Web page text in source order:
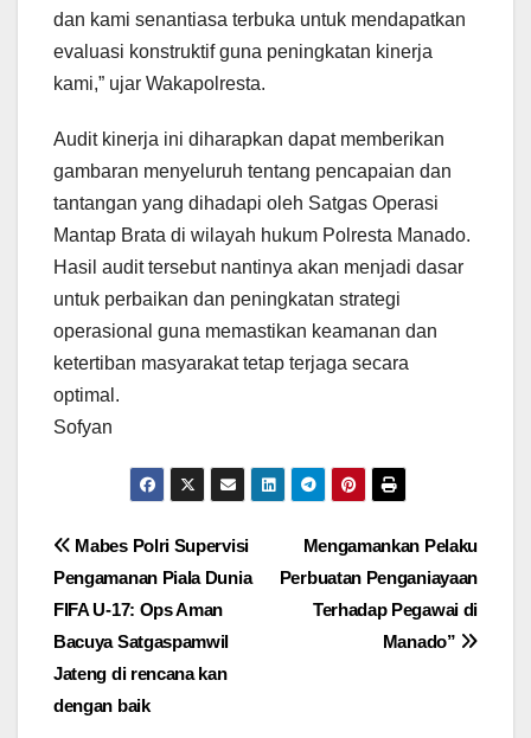
dan kami senantiasa terbuka untuk mendapatkan
evaluasi konstruktif guna peningkatan kinerja
kami,” ujar Wakapolresta.
Audit kinerja ini diharapkan dapat memberikan
gambaran menyeluruh tentang pencapaian dan
tantangan yang dihadapi oleh Satgas Operasi
Mantap Brata di wilayah hukum Polresta Manado.
Hasil audit tersebut nantinya akan menjadi dasar
untuk perbaikan dan peningkatan strategi
operasional guna memastikan keamanan dan
ketertiban masyarakat tetap terjaga secara
optimal.
Sofyan
Navigasi
pos
Mengamankan Pelaku
Perbuatan Penganiayaan
Terhadap Pegawai di
Manado”
Mabes Polri Supervisi
Pengamanan Piala Dunia
FIFA U-17: Ops Aman
Bacuya Satgaspamwil
Jateng di rencana kan
dengan baik